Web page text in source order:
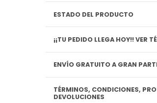
ESTADO DEL PRODUCTO
¡¡TU
ENVÍO GRATUITO A GRAN
TÉRMINOS, CONDICIONES,
DEVOLUCIONES